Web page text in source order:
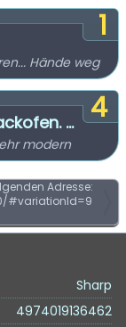
1
Hände weg
4
...
modern
Adresse:
#variationId=9
Sharp
4974019136462